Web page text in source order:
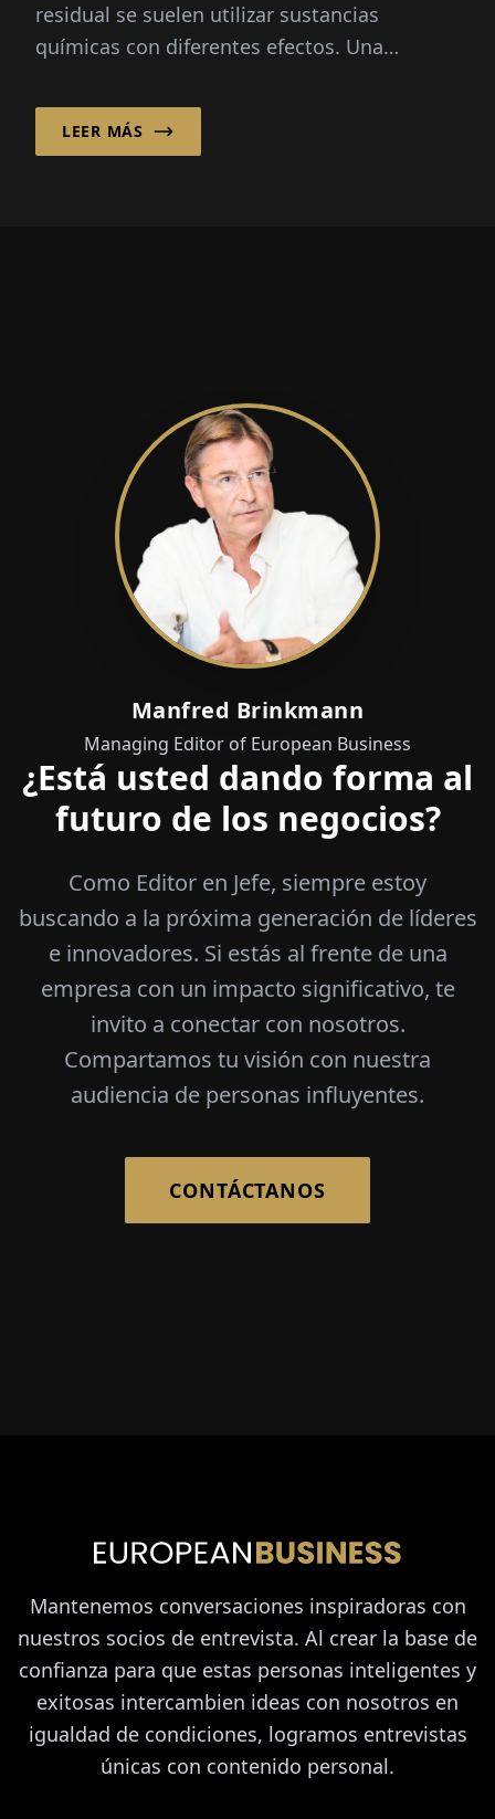
residual se suelen utilizar sustancias
químicas con diferentes efectos. Una
proceso...
LEER MÁS
Manfred Brinkmann
Managing Editor of European Business
¿Está usted dando forma al
futuro de los negocios?
Como Editor en Jefe, siempre estoy
buscando a la próxima generación de líderes
e innovadores. Si estás al frente de una
empresa con un impacto significativo, te
invito a conectar con nosotros.
Compartamos tu visión con nuestra
audiencia de personas influyentes.
CONTÁCTANOS
Mantenemos conversaciones inspiradoras con
nuestros socios de entrevista. Al crear la base de
confianza para que estas personas inteligentes y
exitosas intercambien ideas con nosotros en
igualdad de condiciones, logramos entrevistas
únicas con contenido personal.